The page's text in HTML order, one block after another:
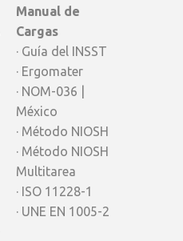
Manual de
Cargas
· Guía del INSST
· Ergomater
· NOM-036 |
México
· Método NIOSH
· Método NIOSH
Multitarea
· ISO 11228-1
· UNE EN 1005-2